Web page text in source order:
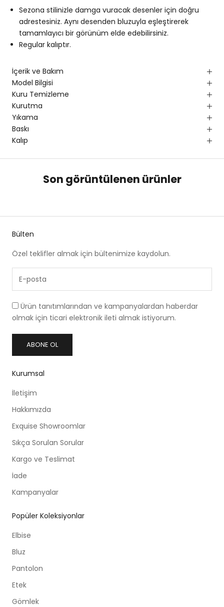
Sezona stilinizle damga vuracak desenler için doğru
adrestesiniz. Aynı desenden bluzuyla eşleştirerek
tamamlayıcı bir görünüm elde edebilirsiniz.
Regular kalıptır.
İçerik ve Bakım
Model Bilgisi
Kuru Temizleme
Kurutma
Yıkama
Baskı
Kalıp
Son görüntülenen ürünler
Bülten
Özel teklifler almak için bültenimize kaydolun.
Ürün tanıtımlarından ve kampanyalardan haberdar
olmak için ticari elektronik ileti almak istiyorum.
ABONE OL
Kurumsal
İletişim
Hakkımızda
Exquise Showroomlar
Sıkça Sorulan Sorular
Kargo ve Teslimat
İade
Kampanyalar
Popüler Koleksiyonlar
Elbise
Bluz
Pantolon
Etek
Gömlek